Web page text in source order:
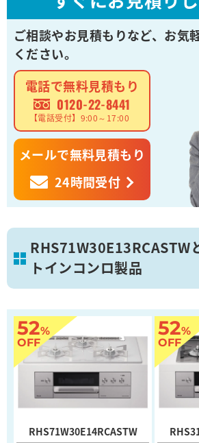
ご相談やお見積もりなど、 お気
ください。
電話で無料見積もり
0120-22-8441
【電話受付】9:00～17:00
メールで無料見積もり
24時間受付
RHS71W30E13RCASTW
トインコンロ製品
52%
OFF
RHS71W30E14RCASTW
52%
OFF